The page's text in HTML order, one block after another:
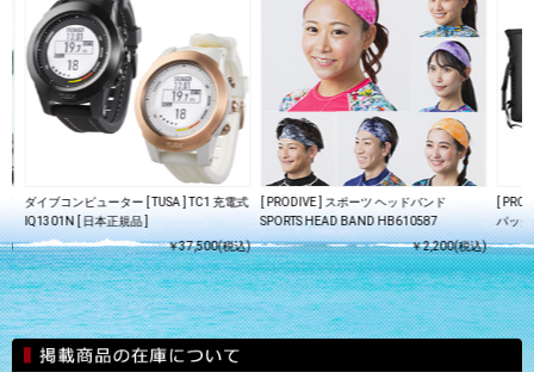
)
ダイブコンピューター [ TUSA ] TC1 充電式
IQ1301N [ 日本正規品 ]
￥37,500(税込)
[ PRODIVE ] スポーツ ヘッドバンド
SPORTS HEAD BAND HB610587
￥2,200(税込)
[
パッ